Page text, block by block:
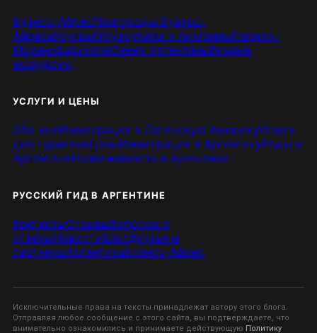
Буэнос-АйресПригороды Буэнос-
АйресаУругвайИгуасуКиты и пингвиныПерито-
МореноБарилочеСевер АргентиныВинные
экскурсии
УСЛУГИ И ЦЕНЫ
Обо мнеИммиграция в Латинскую АмерикуУслуги
для туристовЦеныИммиграция в АргентинуРоды в
АргентинеНедвижимость в Аргентине
РУССКИЙ ГИД В АРГЕНТИНЕ
КонтактыОтзывыВопросы и
ответыНовостиБлогДрузья и
партнёрыАргентинаБуэнос-Айрес
Исключительные права на тексты принадлежат автору этого блога.
Отправляя любое сообщение с этого сайта, вы подтверждаете, что
внимательно ознакомились и принимаете действующую Политику